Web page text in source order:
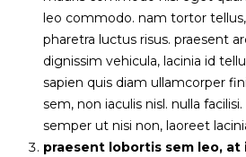
leo commodo. nam tortor
pharetra luctus risus. praesent
dignissim vehicula, lacinia id
sapien quis diam ullamcorper
sem, non iaculis nisl. nulla
semper ut nisi non, laoreet
praesent lobortis sem leo, at